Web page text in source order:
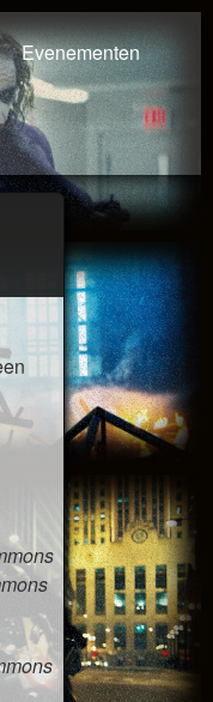
Evenementen